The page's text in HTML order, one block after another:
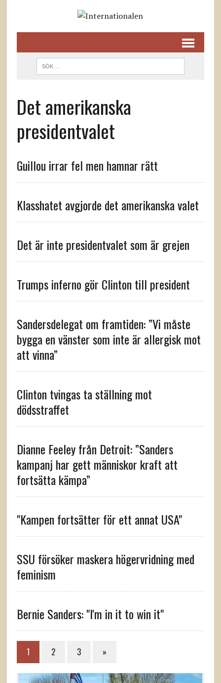
Det amerikanska
presidentvalet
Guillou irrar fel men hamnar rätt
Klasshatet avgjorde det amerikanska valet
Det är inte presidentvalet som är grejen
Trumps inferno gör Clinton till president
Sandersdelegat om framtiden: ”Vi måste
bygga en vänster som inte är allergisk mot
att vinna”
Clinton tvingas ta ställning mot
dödsstraffet
Dianne Feeley från Detroit: ”Sanders
kampanj har gett människor kraft att
fortsätta kämpa”
"Kampen fortsätter för ett annat USA"
SSU försöker maskera högervridning med
feminism
Bernie Sanders: "I'm in it to win it"
1 2 3 »